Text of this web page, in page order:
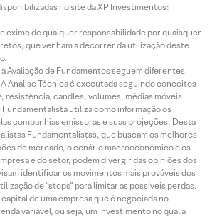
no site da XP Investimentos:
exime de qualquer responsabilidade por quaisquer
que venham a decorrer da utilização deste
a Avaliação de Fundamentos seguem diferentes
Análise Técnica é executada seguindo conceitos
resistência, candles, volumes, médias móveis
utiliza como informação os
companhias emissoras e suas projeções. Desta
Fundamentalistas, que buscam os melhores
de mercado, o cenário macroeconômico e os
e do setor, podem divergir das opiniões dos
identificar os movimentos mais prováveis dos
de “stops” para limitar as possíveis perdas.
de uma empresa que é negociada no
variável, ou seja, um investimento no qual a